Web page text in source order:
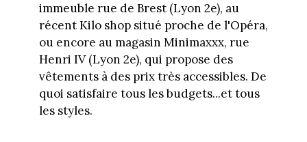
immeuble rue de Brest (Lyon 2e), au
récent Kilo shop situé proche de l'Opéra,
ou encore au magasin Minimaxxx, rue
Henri IV (Lyon 2e), qui propose des
vêtements à des prix très accessibles. De
quoi satisfaire tous les budgets...et tous
les styles.